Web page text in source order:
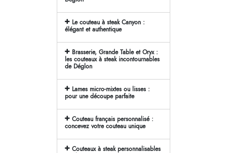
Le couteau à steak Canyon :
élégant et authentique
Brasserie, Grande Table et Oryx :
les couteaux à steak incontournables
de Déglon
Lames micro-mixtes ou lisses :
pour une découpe parfaite
Couteau français personnalisé :
concevez votre couteau unique
Couteaux à steak personnalisables